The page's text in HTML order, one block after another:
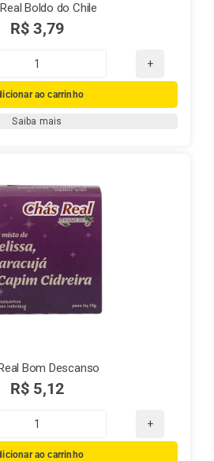
Boldo do Chile
R$ 3,79
Chá
Real
Boldo
ao carrinho
Saiba mais
Bom Descanso
R$ 5,12
Chá
Real
ao carrinho